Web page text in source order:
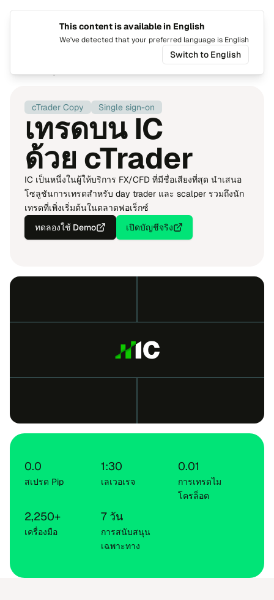
cTrader Copy Single sign-on
เทร​ดบน IC
ด้วย cTrader
IC เป็น​หนึ่ง​ในผู้​ให้บริ​การ FX/CFD ที่​มีชื่อ​เสียง​ที่​สุด นำ​เสนอ​
โซ​ลู​ชัน​การ​เทร​ด​สำ​หรับ day trader และ scalper รวมถึง​นัก​
เทร​ด​ที่​เพิ่ง​เริ่ม​ต้น​ใน​ตลาดฟอ​เร็กซ์
ทด​ลอง​ใช้ Demo
เปิด​บัญ​ชี​จริง
0.0
สเปรด Pip
1:30
เล​เวอ​เรจ
0.01
การ​เทรด​ไม​
โครล็อต
2,250+
เครื่อง​มือ
7 วัน
การ​ส​นับ​สนุน​
เฉพาะ​ทาง
This content is available in English
We've detected that your preferred language is English
Switch to English